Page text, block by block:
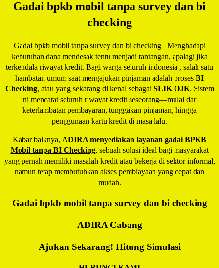
Gadai bpkb mobil tanpa survey dan bi
checking
Gadai bpkb mobil tanpa survey dan bi checking
Menghadapi
kebutuhan dana mendesak tentu menjadi tantangan, apalagi jika
terkendala riwayat kredit. Bagi warga seluruh indonesia , salah satu
hambatan umum saat mengajukan pinjaman adalah proses BI
Checking, atau yang sekarang di kenal sebagai SLIK OJK. Sistem
ini mencatat seluruh riwayat kredit seseorang—mulai dari
keterlambatan pembayaran, tunggakan pinjaman, hingga
penggunaan kartu kredit di masa lalu.
Kabar baiknya, ADIRA menyediakan layanan gadai BPKB
Mobil tanpa BI Checking, sebuah solusi ideal bagi masyarakat
yang pernah memiliki masalah kredit atau bekerja di sektor informal,
namun tetap membutuhkan akses pembiayaan yang cepat dan
mudah.
Gadai bpkb mobil tanpa survey dan bi checking
ADIRA Cabang
Ajukan Sekarang! Hitung Simulasi